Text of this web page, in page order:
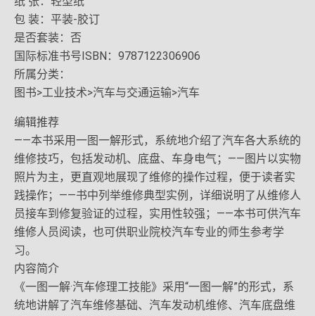
包 装：平装-胶订
是否套装：否
国际标准书号ISBN：9787122306906
所属分类：
图书>工业技术>汽车与交通运输>汽车
编辑推荐
——本书采用一图一解形式，系统地介绍了汽车各大系统的
维修技巧，包括发动机、底盘、车身电气；——图片以实物
照片为主，更直观地展现了维修的操作过程，便于读者实
践操作；——书中列举维修典型实例，详细说明了从维修人
员接车到修复验证的过程，实用性较强；——本书可供汽车
维修人员阅读，也可供职业院校汽车专业的师生参考学
习。
内容简介
《一图一解·汽车修理工技能》采用“一图一解”的形式，系
统地讲解了汽车维修基础、汽车发动机维修、汽车底盘维